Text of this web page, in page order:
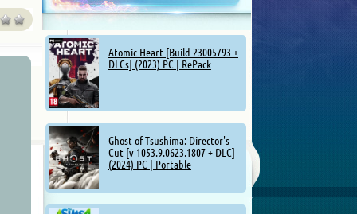
Atomic Heart [Build 23005793 +
DLCs] (2023) PC | RePack
Ghost of Tsushima: Director's
Cut [v 1053.9.0623.1807 + DLC]
(2024) PC | Portable